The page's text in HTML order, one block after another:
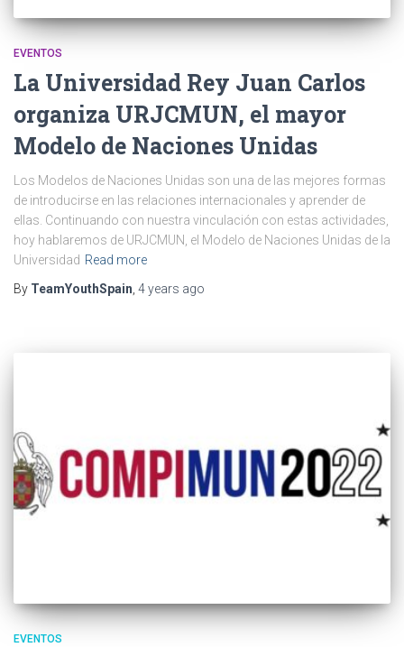
EVENTOS
La Universidad Rey Juan Carlos
organiza URJCMUN, el mayor
Modelo de Naciones Unidas
Los Modelos de Naciones Unidas son una de las mejores formas
de introducirse en las relaciones internacionales y aprender de
ellas. Continuando con nuestra vinculación con estas actividades,
hoy hablaremos de URJCMUN, el Modelo de Naciones Unidas de la
Universidad Read more
By TeamYouthSpain 4 years ago
EVENTOS